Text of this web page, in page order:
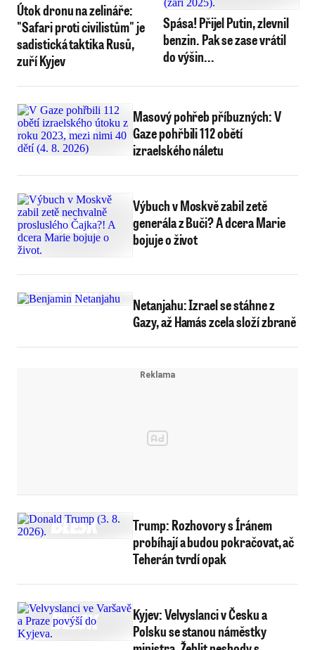
Útok dronu na zelináře:
"Safari proti civilistům" je
sadistická taktika Rusů,
zuří Kyjev
Spása! Přijel Putin, zlevnil
benzin. Pak se zase vrátil
do výšin...
Masový pohřeb příbuzných: V
Gaze pohřbili 112 obětí
izraelského náletu
Výbuch v Moskvě zabil zetě
generála z Buči? A dcera Marie
bojuje o život
Netanjahu: Izrael se stáhne z
Gazy, až Hamás zcela složí zbraně
Trump: Rozhovory s Íránem
probíhají a budou pokračovat, ač
Teherán tvrdí opak
Kyjev: Velvyslanci v Česku a
Polsku se stanou náměstky